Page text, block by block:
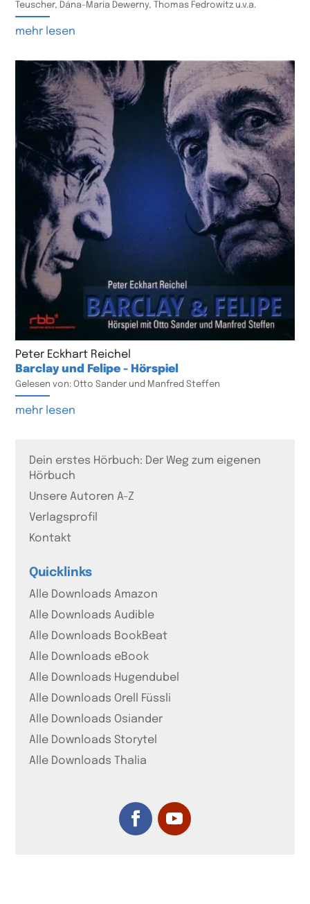
Teuscher, Dána-Maria Dewerny, Thomas Fedrowitz u.v.a.
mehr lesen
Peter Eckhart Reichel
Barclay und Felipe - Hörspiel
Gelesen von: Otto Sander und Manfred Steffen
mehr lesen
Dein erstes Hörbuch: Der Weg zum eigenen
Hörbuch
Unsere Autoren A-Z
Verlagsprofil
Kontakt
Quicklinks
Alle Downloads Amazon
Alle Downloads Audible
Alle Downloads BookBeat
Alle Downloads eBook
Alle Downloads Hugendubel
Alle Downloads Orell Füssli
Alle Downloads Osiander
Alle Downloads Storytel
Alle Downloads Thalia